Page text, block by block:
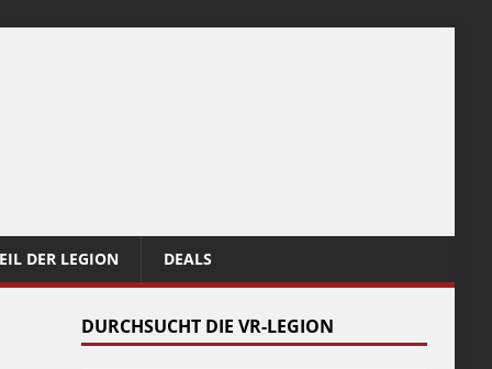
DER LEGION DEALS
DURCHSUCHT DIE VR-LEGION